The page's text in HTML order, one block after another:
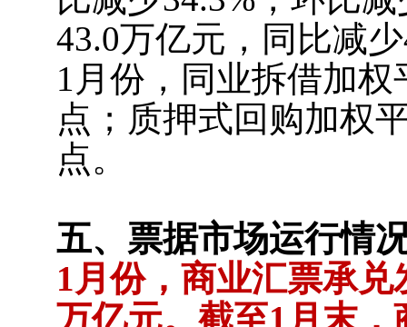
43.0万亿元，同比减
1月份，同业拆借加
点；质押式回购加权
点。
五、票据市场运行情
1月份，商业汇票承
万亿元。截至1月末